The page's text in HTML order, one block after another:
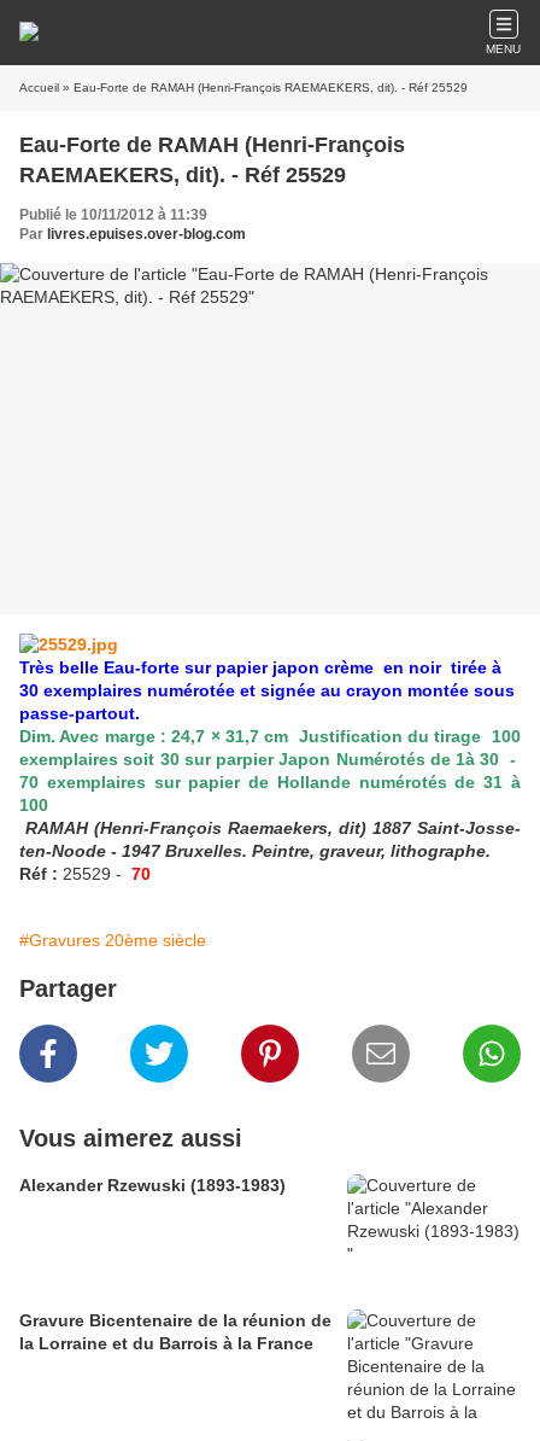
MENU
Accueil » Eau-Forte de RAMAH (Henri-François RAEMAEKERS, dit). - Réf 25529
Eau-Forte de RAMAH (Henri-François
RAEMAEKERS, dit). - Réf 25529
Publié le 10/11/2012 à 11:39
Par livres.epuises.over-blog.com
Très belle Eau-forte sur papier japon crème en noir tirée à
30 exemplaires numérotée et signée au crayon montée sous
passe-partout.
Dim. Avec marge : 24,7 × 31,7 cm Justification du tirage 100
exemplaires soit 30 sur parpier Japon Numérotés de 1à 30 -
70 exemplaires sur papier de Hollande numérotés de 31 à
100
RAMAH (Henri-François Raemaekers, dit) 1887 Saint-Josse-
ten-Noode - 1947 Bruxelles. Peintre, graveur, lithographe.
Réf : 25529 - 70
#Gravures 20ème siècle
Partager
Vous aimerez aussi
Alexander Rzewuski (1893-1983)
Gravure Bicentenaire de la réunion de
la Lorraine et du Barrois à la France